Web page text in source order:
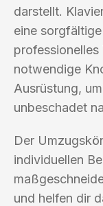
darstellt.
eine
notwendige
Ausrüstung,
unbeschadet
Der
individuellen
und helfen dir